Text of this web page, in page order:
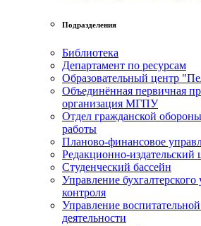
Подразделения
Библиотека
Департамент по ресурсам
Образовательный центр
Объединённая первичная
организация МГПУ
Отдел гражданской
работы
Планово-финансовое
Редакционно-издательский
Студенческий бассейн
Управление
контроля
Управление
деятельности